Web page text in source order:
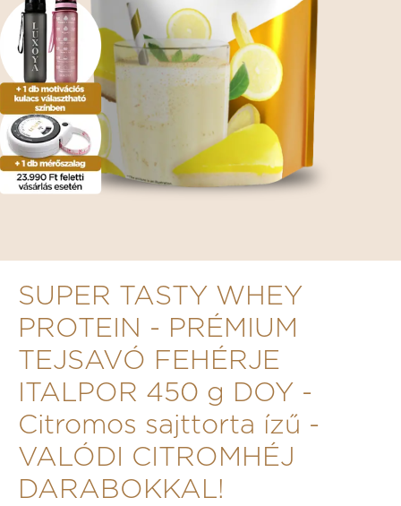
SUPER TASTY WHEY
PROTEIN - PRÉMIUM
TEJSAVÓ FEHÉRJE
ITALPOR 450 g DOY -
Citromos sajttorta ízű -
VALÓDI CITROMHÉJ
DARABOKKAL!